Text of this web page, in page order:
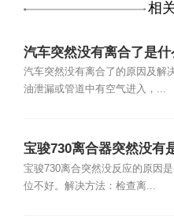
相
汽车突然没有离合了是什
汽车突然没有离合了的原因及解
油泄漏或管道中有空气进入，...
宝骏730离合器突然没有
宝骏730离合突然没反应的原因
位不好。解决方法：检查离...